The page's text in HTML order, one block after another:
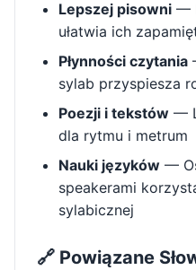
Lepszej pisowni —
ułatwia ich
Płynności czytania
sylab przyspiesza
Poezji i tekstów —
dla rytmu i metrum
Nauki języków —
speakerami
sylabicznej
🔗 Powiązane